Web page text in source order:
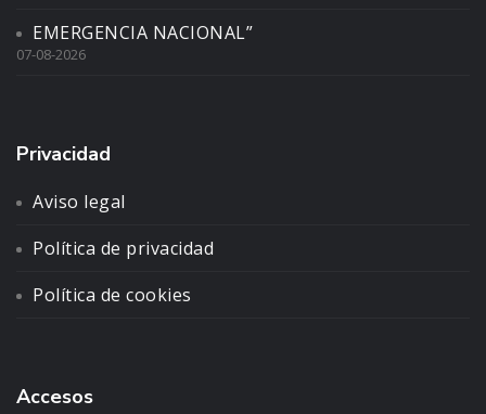
EMERGENCIA NACIONAL”
07-08-2026
Privacidad
Aviso legal
Política de privacidad
Política de cookies
Accesos